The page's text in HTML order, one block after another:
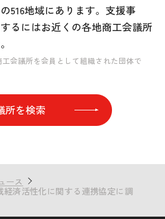
516地域にあります。 支援事
るにはお近くの各地商工会議所
会議所を会員として組織された団体で
所を検索
ース
経済活性化に関する連携協定に調